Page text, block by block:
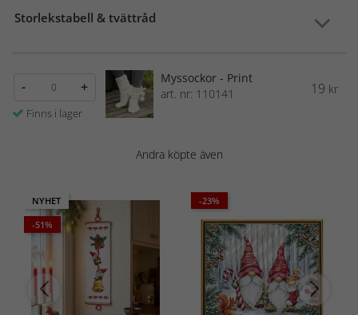
Storlekstabell & tvättråd
- +
Finns i lager
Myssockor - Print
art. nr: 110141
19 kr
Andra köpte även
NYHET
-51%
-23%